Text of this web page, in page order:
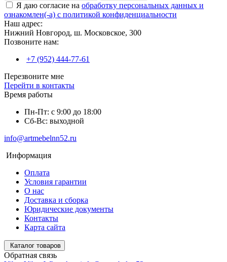
Я даю согласие на обработку персональных данных и
ознакомлен(-а) с политикой конфиденциальности
Наш адрес:
Нижний Новгород, ш. Московское, 300
Позвоните нам:
+7 (952) 444-77-61
Перезвоните мне
Перейти в контакты
Время работы
Пн-Пт: с 9:00 до 18:00
Сб-Вс: выходной
info@artmebelnn52.ru
Информация
Оплата
Условия гарантии
О нас
Доставка и сборка
Юридические документы
Контакты
Карта сайта
Каталог товаров
Обратная связь